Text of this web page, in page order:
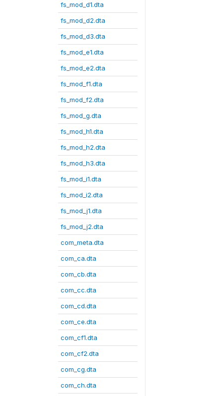
fs_mod_d1.dta
fs_mod_d2.dta
fs_mod_d3.dta
fs_mod_e1.dta
fs_mod_e2.dta
fs_mod_f1.dta
fs_mod_f2.dta
fs_mod_g.dta
fs_mod_h1.dta
fs_mod_h2.dta
fs_mod_h3.dta
fs_mod_i1.dta
fs_mod_i2.dta
fs_mod_j1.dta
fs_mod_j2.dta
com_meta.dta
com_ca.dta
com_cb.dta
com_cc.dta
com_cd.dta
com_ce.dta
com_cf1.dta
com_cf2.dta
com_cg.dta
com_ch.dta